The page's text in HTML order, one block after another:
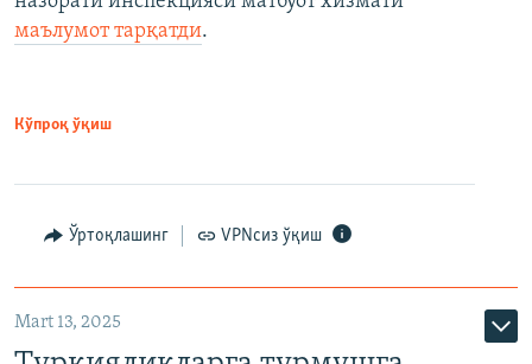
маълумот тарқатди.
Кўпроқ ўқиш
Ўртоқлашинг VPNсиз ўқиш
Mart 13, 2025